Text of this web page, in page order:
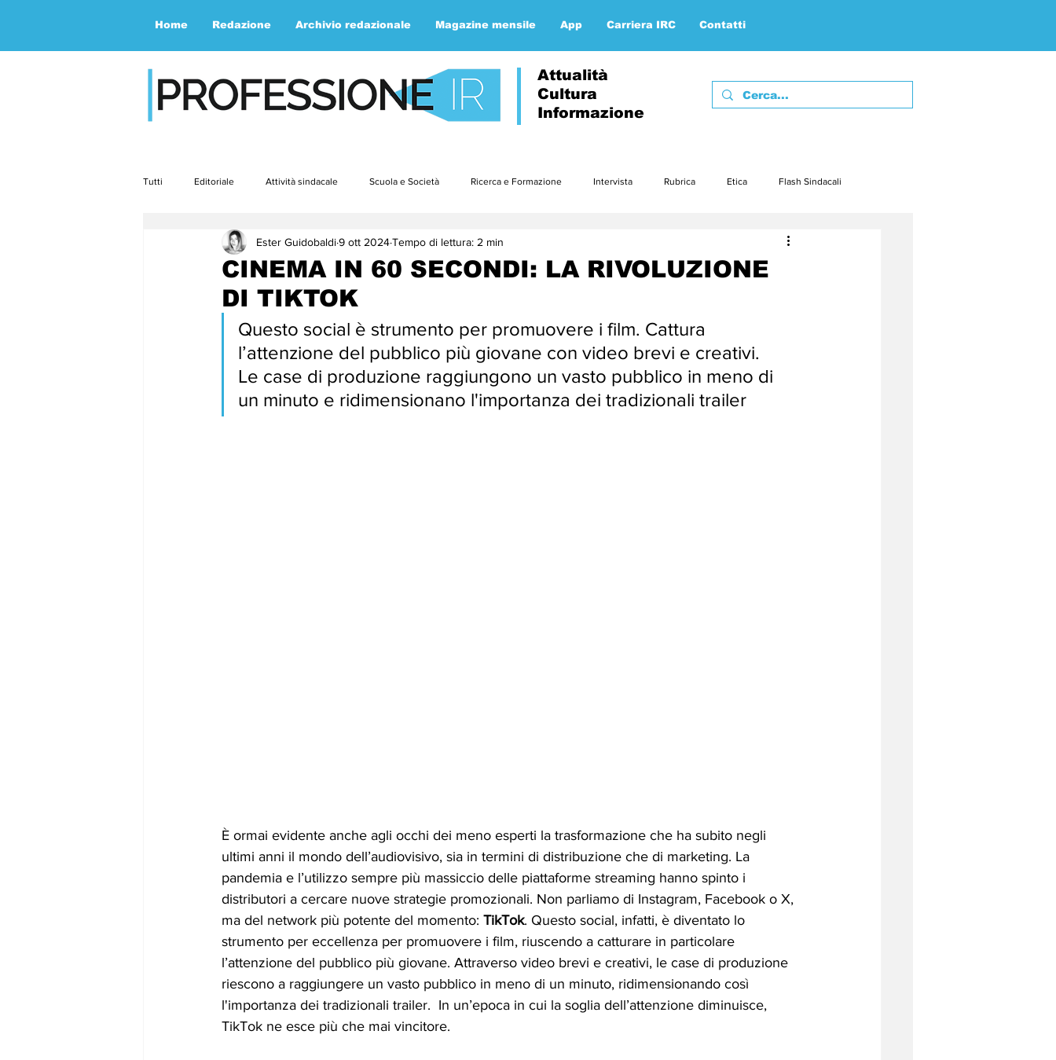
Home Redazione Archivio redazionale Magazine mensile App Carriera IRC Contatti
Attualità
Cultura
Informazione
Tutti Editoriale Attività sindacale Scuola e Società Ricerca e Formazione Intervista Rubrica Etica Flash Sindacali
Contemporaneità Speciale Approfondimenti Parola ai lettori
maggio23 giugno23
marzo24 maggio24
CINEMA IN 60 SECONDI: LA RIVOLUZIONE
DI TIKTOK
Ester Guidobaldi9 ott 2024Tempo di lettura: 2 min
Questo social è strumento per promuovere i film. Cattura
l’attenzione del pubblico più giovane con video brevi e creativi.
Le case di produzione raggiungono un vasto pubblico in meno di
un minuto e ridimensionano l'importanza dei tradizionali trailer
È ormai evidente anche agli occhi dei meno esperti la trasformazione che ha subito negli
ultimi anni il mondo dell’audiovisivo, sia in termini di distribuzione che di marketing. La
pandemia e l’utilizzo sempre più massiccio delle piattaforme streaming hanno spinto i
distributori a cercare nuove strategie promozionali. Non parliamo di Instagram, Facebook o X,
ma del network più potente del momento: TikTok. Questo social, infatti, è diventato lo
strumento per eccellenza per promuovere i film, riuscendo a catturare in particolare
l’attenzione del pubblico più giovane. Attraverso video brevi e creativi, le case di produzione
riescono a raggiungere un vasto pubblico in meno di un minuto, ridimensionando così
l'importanza dei tradizionali trailer.  In un’epoca in cui la soglia dell’attenzione diminuisce,
TikTok ne esce più che mai vincitore.